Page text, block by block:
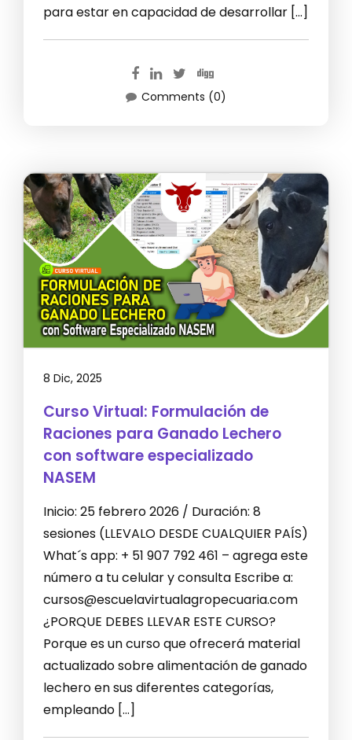
para estar en capacidad de desarrollar […]
Comments (0)
8 Dic, 2025
Curso Virtual: Formulación de
Raciones para Ganado Lechero
con software especializado
NASEM
Inicio: 25 febrero 2026 / Duración: 8
sesiones (LLEVALO DESDE CUALQUIER PAÍS)
What´s app: + 51 907 792 461 – agrega este
número a tu celular y consulta Escribe a:
cursos@escuelavirtualagropecuaria.com
¿PORQUE DEBES LLEVAR ESTE CURSO?
Porque es un curso que ofrecerá material
actualizado sobre alimentación de ganado
lechero en sus diferentes categorías,
empleando […]